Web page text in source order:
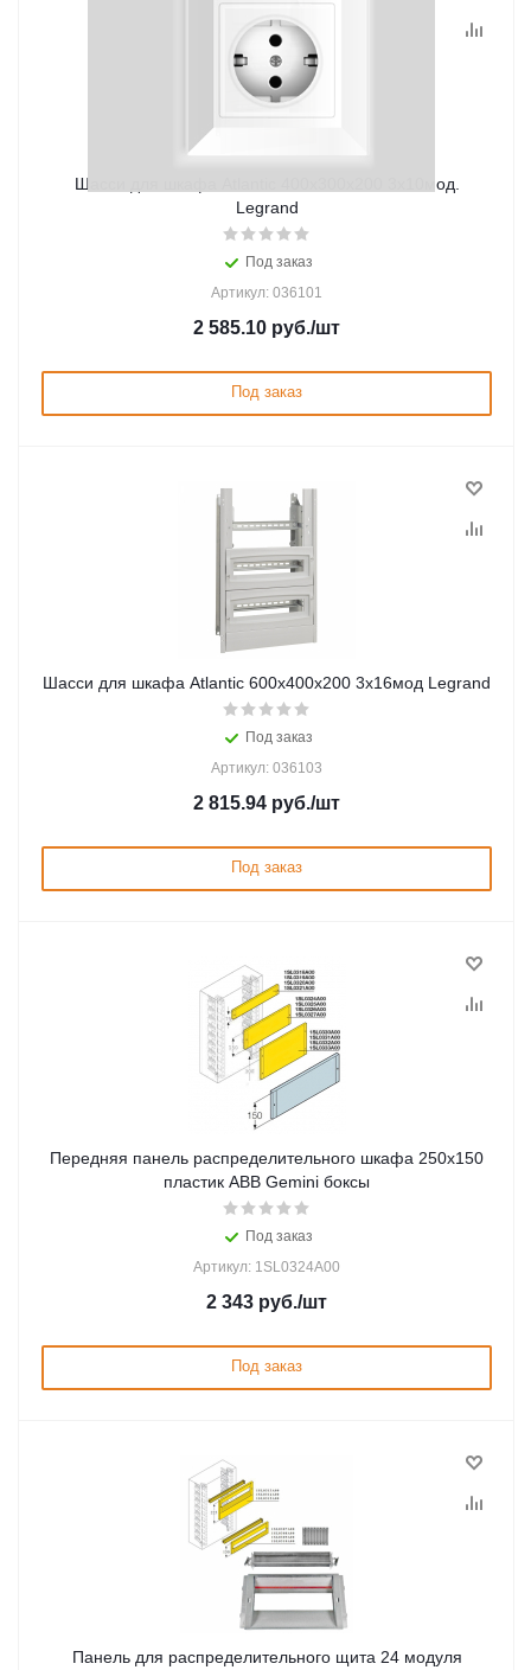
Шасси для шкафа Atlantic 400х300х200 3х10мод.
Legrand
Под заказ
Артикул: 036101
2 585.10 руб./шт
Под заказ
Шасси для шкафа Atlantic 600х400х200 3х16мод Legrand
Под заказ
Артикул: 036103
2 815.94 руб./шт
Под заказ
Передняя панель распределительного шкафа 250x150
пластик ABB Gemini боксы
Под заказ
Артикул: 1SL0324A00
2 343 руб./шт
Под заказ
Панель для распределительного щита 24 модуля